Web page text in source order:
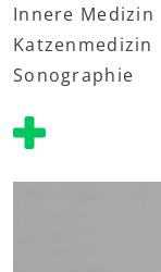
Innere Medizin
Katzenmedizin
Sonographie